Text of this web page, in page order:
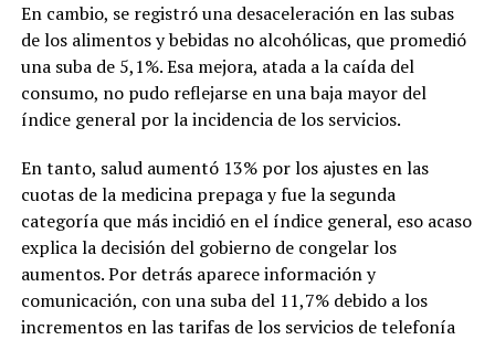
En cambio, se registró una desaceleración en las subas
de los alimentos y bebidas no alcohólicas, que promedió
una suba de 5,1%. Esa mejora, atada a la caída del
consumo, no pudo reflejarse en una baja mayor del
índice general por la incidencia de los servicios.
En tanto, salud aumentó 13% por los ajustes en las
cuotas de la medicina prepaga y fue la segunda
categoría que más incidió en el índice general, eso acaso
explica la decisión del gobierno de congelar los
aumentos. Por detrás aparece información y
comunicación, con una suba del 11,7% debido a los
incrementos en las tarifas de los servicios de telefonía